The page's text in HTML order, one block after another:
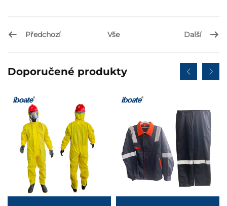
Předchozí Vše Další
Doporučené produkty